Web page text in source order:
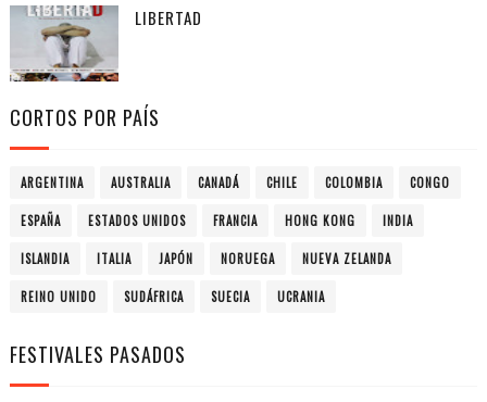
LIBERTAD
CORTOS POR PAÍS
ARGENTINA AUSTRALIA CANADÁ CHILE COLOMBIA CONGO
ESPAÑA ESTADOS UNIDOS FRANCIA HONG KONG INDIA
ISLANDIA ITALIA JAPÓN NORUEGA NUEVA ZELANDA
REINO UNIDO SUDÁFRICA SUECIA UCRANIA
FESTIVALES PASADOS